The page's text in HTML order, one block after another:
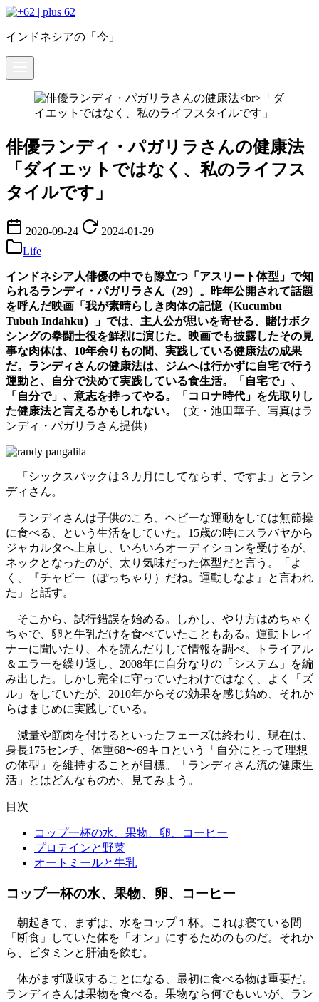
コ
テ
ン
インドネシアの「今」
俳優ランディ・パガリラさんの健康法
「ダイエットではなく、私のライフス
タイルです」
2020-09-24
2024-01-29
Life
インドネシア人俳優の中でも際立つ「アスリート体型」で知
られるランディ・パガリラさん（29）。昨年公開されて話題
を呼んだ映画「我が素晴らしき肉体の記憶（Kucumbu
Tubuh Indahku）」では、主人公が思いを寄せる、賭けボク
シングの拳闘士役を鮮烈に演じた。映画でも披露したその見
事な肉体は、10年余りもの間、実践している健康法の成果
だ。ランディさんの健康法は、ジムへは行かずに自宅で行う
運動と、自分で決めて実践している食生活。「自宅で」、
「自分で」、意志を持ってやる。「コロナ時代」を先取りし
た健康法と言えるかもしれない。
（文・池田華子、写真はラ
ンディ・パガリラさん提供）
「シックスパックは３カ月にしてならず、ですよ」とラン
ディさん。
ランディさんは子供のころ、ヘビーな運動をしては無節操
に食べる、という生活をしていた。15歳の時にスラバヤから
ジャカルタへ上京し、いろいろオーディションを受けるが、
ネックとなったのが、太り気味だった体型だと言う。「よ
く、『チャビー（ぽっちゃり）だね。運動しなよ』と言われ
た」と話す。
そこから、試行錯誤を始める。しかし、やり方はめちゃく
ちゃで、卵と牛乳だけを食べていたこともある。運動トレイ
ナーに聞いたり、本を読んだりして情報を調べ、トライアル
＆エラーを繰り返し、2008年に自分なりの「システム」を編
み出した。しかし完全に守っていたわけではなく、よく「ズ
ル」をしていたが、2010年からその効果を感じ始め、それか
らはまじめに実践している。
減量や筋肉を付けるといったフェーズは終わり、現在は、
身長175センチ、体重68〜69キロという「自分にとって理想
の体型」を維持することが目標。「ランディさん流の健康生
活」とはどんなものか、見てみよう。
目次
コップ一杯の水、果物、卵、コーヒー
プロテインと野菜
オートミールと牛乳
コップ一杯の水、果物、卵、コーヒー
朝起きて、まずは、水をコップ１杯。これは寝ている間
「断食」していた体を「オン」にするためのものだ。それか
ら、ビタミンと肝油を飲む。
体がまず吸収することになる、最初に食べる物は重要だ。
ランディさんは果物を食べる。果物なら何でもいいが、ラン